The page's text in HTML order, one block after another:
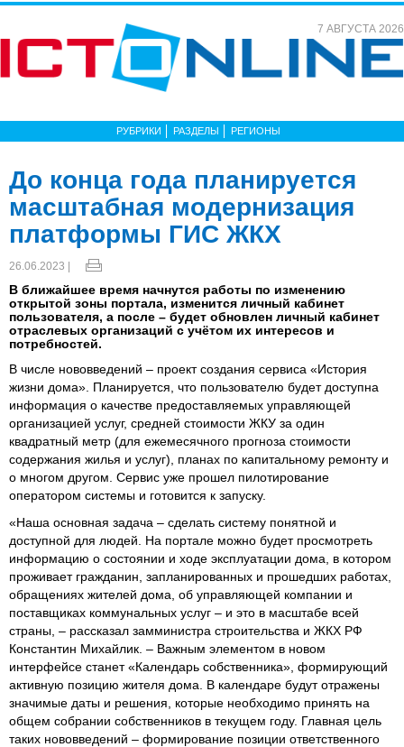
7 АВГУСТА 2026
РУБРИКИ РАЗДЕЛЫ РЕГИОНЫ
До конца года планируется
масштабная модернизация
платформы ГИС ЖКХ
26.06.2023 |
В ближайшее время начнутся работы по изменению
открытой зоны портала, изменится личный кабинет
пользователя, а после – будет обновлен личный кабинет
отраслевых организаций с учётом их интересов и
потребностей.
В числе нововведений – проект создания сервиса «История
жизни дома». Планируется, что пользователю будет доступна
информация о качестве предоставляемых управляющей
организацией услуг, средней стоимости ЖКУ за один
квадратный метр (для ежемесячного прогноза стоимости
содержания жилья и услуг), планах по капитальному ремонту и
о многом другом. Сервис уже прошел пилотирование
оператором системы и готовится к запуску.
«Наша основная задача ‒ сделать систему понятной и
доступной для людей. На портале можно будет просмотреть
информацию о состоянии и ходе эксплуатации дома, в котором
проживает гражданин, запланированных и прошедших работах,
обращениях жителей дома, об управляющей компании и
поставщиках коммунальных услуг – и это в масштабе всей
страны, – рассказал замминистра строительства и ЖКХ РФ
Константин Михайлик. – Важным элементом в новом
интерфейсе станет «Календарь собственника», формирующий
активную позицию жителя дома. В календаре будут отражены
значимые даты и решения, которые необходимо принять на
общем собрании собственников в текущем году. Главная цель
таких нововведений – формирование позиции ответственного